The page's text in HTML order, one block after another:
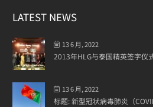
LATEST NEWS
13 6 月, 2022
2013年HLG与泰国精英签字仪
13 6 月, 2022
标题: 新型冠状病毒肺炎（